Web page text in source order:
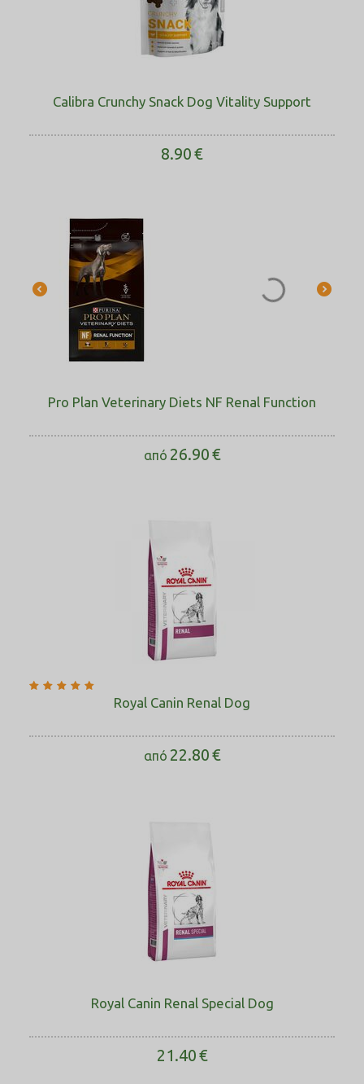
Calibra Crunchy Snack Dog Vitality Support
8.90€
Pro Plan Veterinary Diets NF Renal Function
από 26.90€
Royal Canin Renal Dog
από 22.80€
Royal Canin Renal Special Dog
21.40€